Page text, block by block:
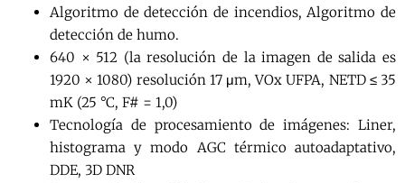
Algoritmo de detección de incendios, Algoritmo de
detección de humo.
640 × 512 (la resolución de la imagen de salida es
1920 × 1080) resolución 17 μm, VOx UFPA, NETD ≤ 35
mK (25 °C, F# = 1,0)
Tecnología de procesamiento de imágenes: Liner,
histograma y modo AGC térmico autoadaptativo,
DDE, 3D DNR